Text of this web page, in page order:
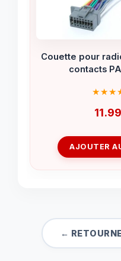
Couette pour
contacts
11.99
AJOUTER
←